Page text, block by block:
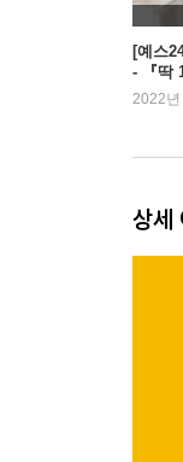
껌을
“나
14억
외국
일진
추락
2장
운동
사랑
[예스
- 『딱
2022년
상세